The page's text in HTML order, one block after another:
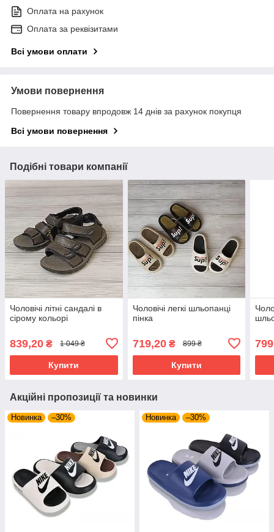
Оплата на рахунок
Оплата за реквізитами
Всі умови оплати
Умови повернення
Повернення товару впродовж 14 днів за рахунок покупця
Всі умови повернення
Подібні товари компанії
Чоловічі літні сандалі в
сірому кольорі
839,20 ₴ 1 049 ₴
Купити
Чоловічі легкі шльопанці
пінка
719,20₴ 899 ₴
Купити
Акційні пропозиції та новинки
Новинка –30% Новинка –30%